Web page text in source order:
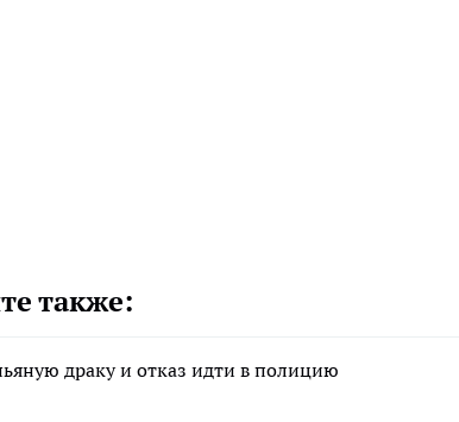
также:
драку и отказ идти в полицию